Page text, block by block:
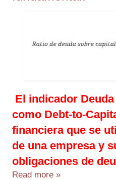
El indicador
como Debt-to-
financiera que se
de una empresa y
obligaciones de
Read more »